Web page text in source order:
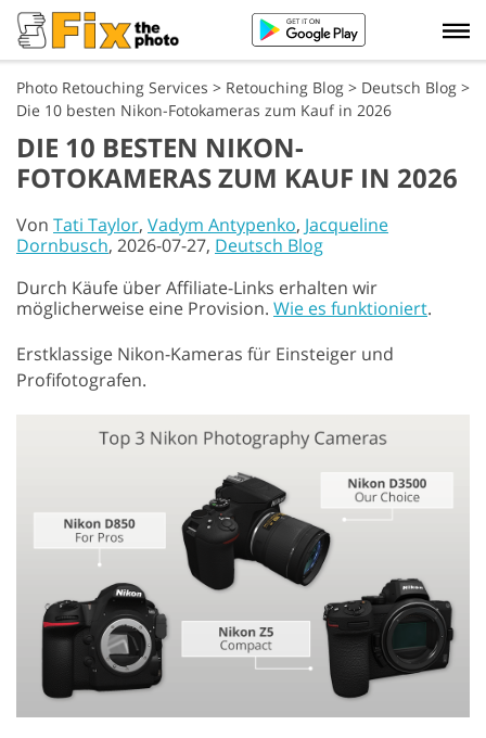
Photo Retouching Services > Retouching Blog > Deutsch Blog >
Die 10 besten Nikon-Fotokameras zum Kauf in 2026
DIE 10 BESTEN NIKON-
FOTOKAMERAS ZUM KAUF IN 2026
Von Tati Taylor, Vadym Antypenko, Jacqueline
Dornbusch, 2026-07-27, Deutsch Blog
Durch Käufe über Affiliate-Links erhalten wir
möglicherweise eine Provision. Wie es funktioniert.
Erstklassige Nikon-Kameras für Einsteiger und
Profifotografen.